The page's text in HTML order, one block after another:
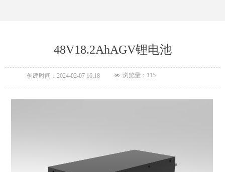
48V18.2AhAGV锂电池
创建时间： 2024-02-07 16:18 넶 浏览量： 115